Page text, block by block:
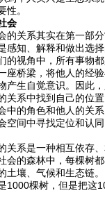
性。
会
的关系其实在第一部
感知、解释和做出选
的视角中，所有事物
座桥梁，将他人的经
产生自觉意识。因此
关系中找到自己的位
中的角色和他人的关
空间中寻找定位和认
关系是一种相互依存
会的森林中，每棵树
土壤、气候和生态链
1000棵树，但是把这